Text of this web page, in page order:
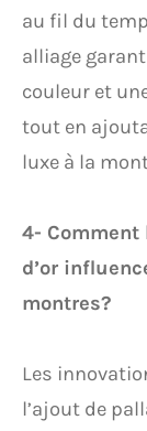
au fil du
alliage
couleur et
tout en
luxe à la
4-
d’or
montres?
Les
l’ajout de